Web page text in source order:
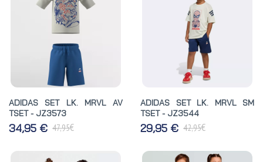
ADIDAS SET LK. MRVL AV
TSET - JZ3573
34,95 € 47,95€
ADIDAS SET LK. MRVL SM
TSET - JZ3544
29,95 € 42,95€